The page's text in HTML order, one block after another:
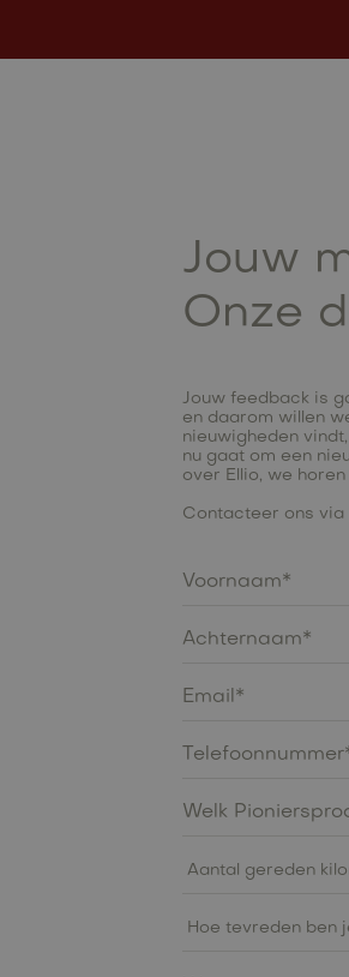
Jouw
Onze
Jouw feedback is
en daarom willen
nieuwigheden
nu gaat om een
over Ellio, we
Contacteer ons via